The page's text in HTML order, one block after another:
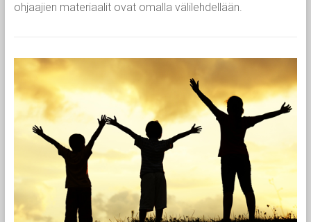
ohjaajien materiaalit ovat omalla välilehdellään.